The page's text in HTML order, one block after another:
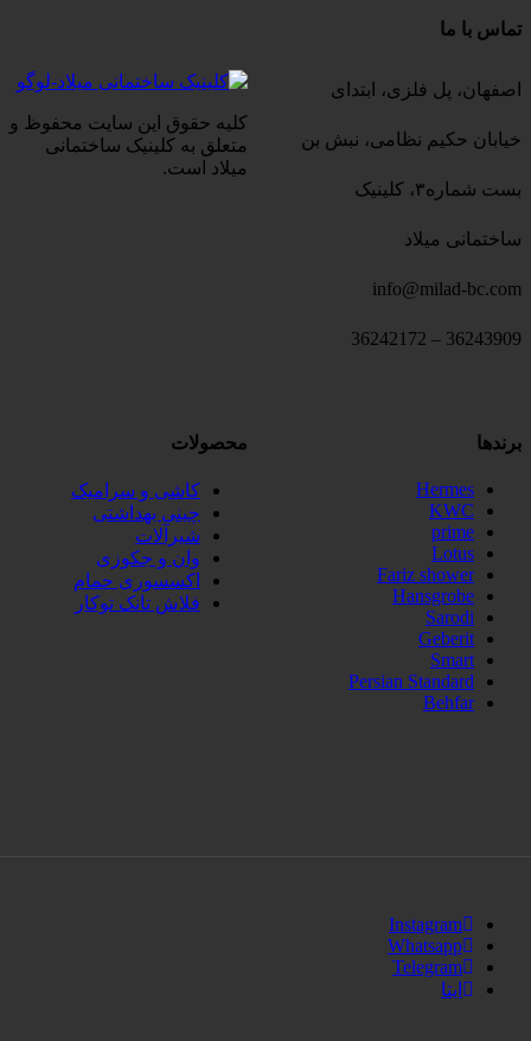
کلیه حقوق این سایت محفوظ و
متعلق به کلینیک ساختمانی
میلاد است.
تماس با ما
اصفهان، پل فلزی، ابتدای
خیابان حکیم نظامی، نبش بن
بست شماره۳، کلینیک
ساختمانی میلاد
info@milad-bc.com
36243909 – 36242172
محصولات
کاشی و سرامیک
چینی بهداشتی
شیرآلات
وان و جکوزی
اکسسوری حمام
فلاش تانک توکار
برندها
Hermes
KWC
prime
Lotus
Fariz shower
Hansgrobe
Sarodi
Geberit
Smart
Persian Standard
Behfar
Instagram
Whatsapp
Telegram
ایتا